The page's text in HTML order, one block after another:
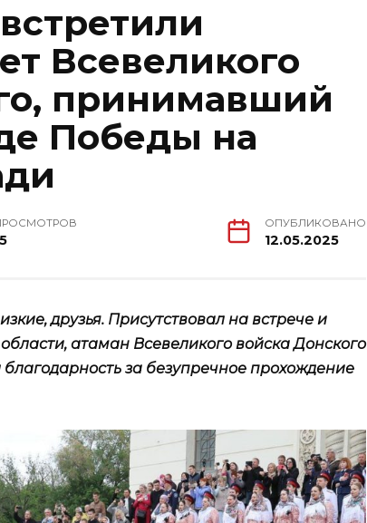
Всевеликого
принимавший
Победы на
ОПУБЛИКОВАНО
12.05.2025
друзья. Присутствовал на встрече и
атаман Всевеликого войска Донского
за безупречное прохождение